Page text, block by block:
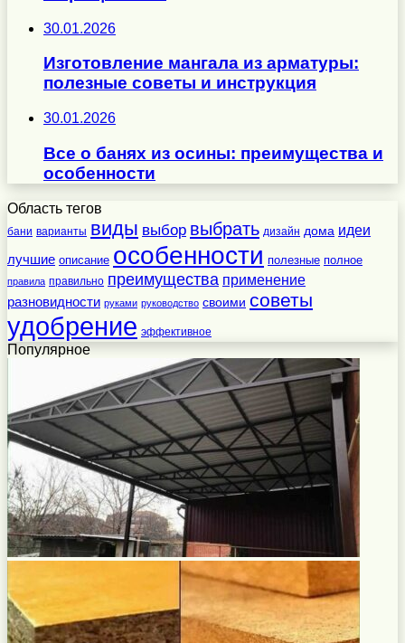
30.01.2026
Изготовление мангала из арматуры:
полезные советы и инструкция
30.01.2026
Все о банях из осины: преимущества и
особенности
Область тегов
бани варианты виды выбор выбрать дизайн дома идеи
лучшие описание особенности полезные полное
правила правильно преимущества применение
разновидности руками руководство своими советы
удобрение эффективное
Популярное